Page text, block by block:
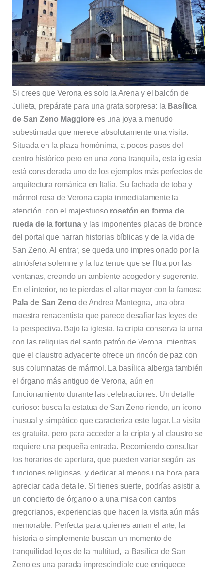
Si crees que Verona es solo la Arena y el balcón de
Julieta, prepárate para una grata sorpresa: la Basílica
de San Zeno Maggiorees una joya a menudo
subestimada que merece absolutamente una visita.
Situada en la plaza homónima, a pocos pasos del
centro histórico pero en una zona tranquila, esta iglesia
está considerada uno de los ejemplos más perfectos de
arquitectura románica en Italia. Su fachada de toba y
mármol rosa de Verona capta inmediatamente la
atención, con el majestuoso rosetón en forma de
rueda de la fortunay las imponentes placas de bronce
del portal que narran historias bíblicas y de la vida de
San Zeno. Al entrar, se queda uno impresionado por la
atmósfera solemne y la luz tenue que se filtra por las
ventanas, creando un ambiente acogedor y sugerente.
En el interior, no te pierdas el altar mayor con la famosa
Pala de San Zeno de Andrea Mantegna, una obra
maestra renacentista que parece desafiar las leyes de
la perspectiva. Bajo la iglesia, la cripta conserva la urna
con las reliquias del santo patrón de Verona, mientras
que el claustro adyacente ofrece un rincón de paz con
sus columnatas de mármol. La basílica alberga también
el órgano más antiguo de Verona, aún en
funcionamiento durante las celebraciones. Un detalle
curioso: busca la estatua de San Zeno riendo, un icono
inusual y simpático que caracteriza este lugar. La visita
es gratuita, pero para acceder a la cripta y al claustro se
requiere una pequeña entrada. Recomiendo consultar
los horarios de apertura, que pueden variar según las
funciones religiosas, y dedicar al menos una hora para
apreciar cada detalle. Si tienes suerte, podrías asistir a
un concierto de órgano o a una misa con cantos
gregorianos, experiencias que hacen la visita aún más
memorable. Perfecta para quienes aman el arte, la
historia o simplemente buscan un momento de
tranquilidad lejos de la multitud, la Basílica de San
Zeno es una parada imprescindible que enriquece